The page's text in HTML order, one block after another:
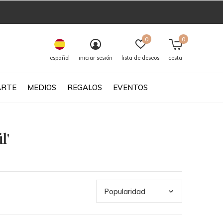
MEDIOS REGALOS EVENTOS
español iniciar sesión lista de deseos
0
cesta
0